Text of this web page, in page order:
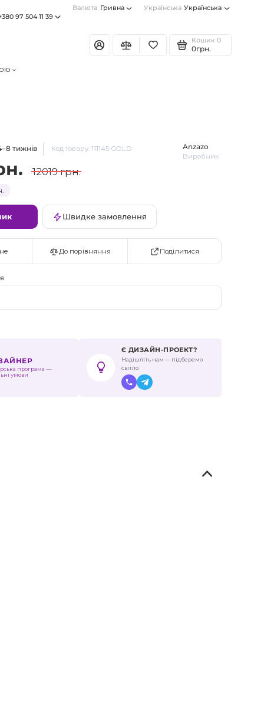
97 504 11 39
Валюта Гривна Українська Українська
Кошик 0
0грн.
тижнів Код товару: 111145-GOLD
Anzazo
Виробник
12019 грн.
Швидке замовлення
До порівняння Поділитися
програма —
умови
Є ДИЗАЙН-ПРОЕКТ?
Надішліть нам — підберемо
світло